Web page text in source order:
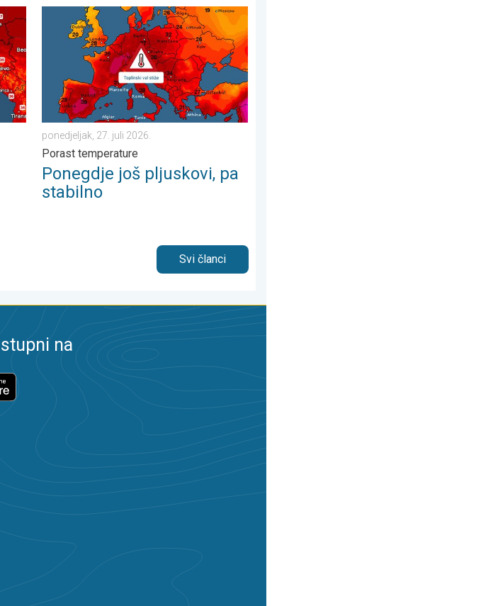
mora 27°C. . . ponedjeljak, 3. august 2026.
Ponegdje još pljuskovi, pa stabilno. Porast temperature. . . ponedjeljak, 27. juli 2026.
ponedjeljak, 27. juli 2026.
Porast temperature
Ponegdje još pljuskovi, pa
stabilno
Svi članci
na